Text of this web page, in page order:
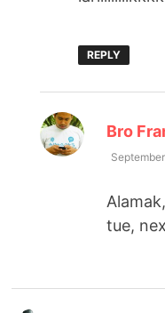
REPLY
Bro
tue,